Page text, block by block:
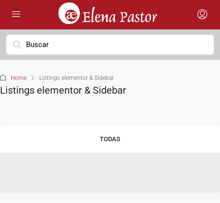
Home Listings elementor & Sidebar
Listings elementor & Sidebar
TODAS